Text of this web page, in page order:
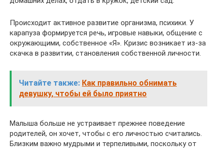
Происходит активное развитие организма, психики. У
карапуза формируется речь, игровые навыки, общение с
окружающими, собственное «Я». Кризис возникает из-за
скачка в развитии, становления собственной личности.
Читайте также: Как правильно обнимать
девушку, чтобы ей было приятно
Малыша больше не устраивает прежнее поведение
родителей, он хочет, чтобы с его личностью считались.
Близким важно мудрыми и терпеливыми, поскольку от